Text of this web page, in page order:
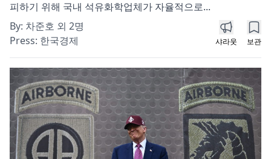
피하기 위해 국내 석유화학업체가 자율적으로...
By: 차준호 외 2명
Press: 한국경제 샤라웃 보관